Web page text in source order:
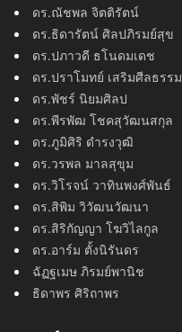
ดร.ณัชพล จิตติรัตน์
ดร.ธิดารัตน์ ศิลปภิรมย์สุข
ดร.ปภาวดี ธโนดมเดช
ดร.ปราโมทย์ เสริมศีลธรรม
ดร.พัชร์ นิยมศิลป
ดร.พีรพัฒ โชคสุวัฒนสกุล
ดร.ภูมิศิริ ดำรงวุฒิ
ดร.วรพล มาลสุขุม
ดร.วิโรจน์ วาทินพงศ์พันธ์
ดร.สิพิม วิวัฒนวัฒนา
ดร.สิริกัญญา โฆวิไลกูล
ดร.อาร์ม ตั้งนิรันดร
ฉัฏฐเมษ ภิรมย์พานิช
ธิดาพร ศิริถาพร